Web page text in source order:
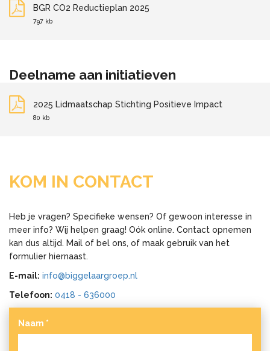
BGR CO2 Reductieplan 2025
797 kb
Deelname aan initiatieven
2025 Lidmaatschap Stichting Positieve Impact
80 kb
KOM IN CONTACT
Heb je vragen? Specifieke wensen? Of gewoon interesse in
meer info? Wij helpen graag! Oók online. Contact opnemen
kan dus altijd. Mail of bel ons, of maak gebruik van het
formulier hiernaast.
E-mail: info@biggelaargroep.nl
Telefoon: 0418 - 636000
Naam *